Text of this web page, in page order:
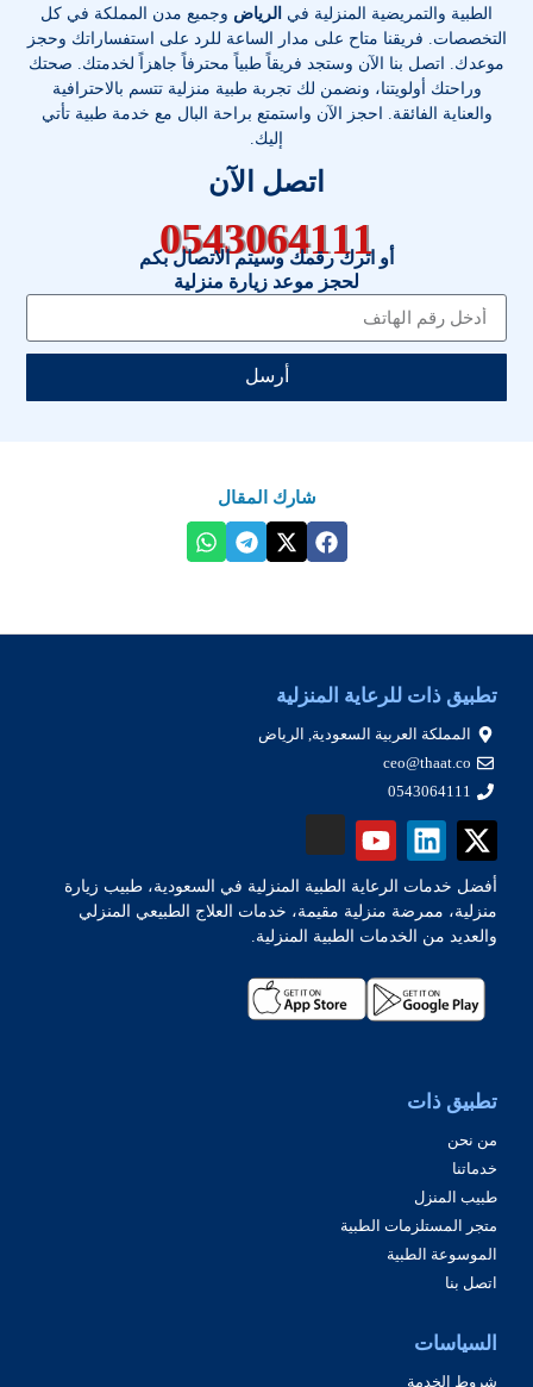
الطبية والتمريضية المنزلية في الرياض وجميع مدن المملكة في كل
التخصصات. فريقنا متاح على مدار الساعة للرد على استفساراتك وحجز
موعدك. اتصل بنا الآن وستجد فريقاً طبياً محترفاً جاهزاً لخدمتك. صحتك
وراحتك أولويتنا، ونضمن لك تجربة طبية منزلية تتسم بالاحترافية
والعناية الفائقة. احجز الآن واستمتع براحة البال مع خدمة طبية تأتي
إليك.
اتصل الآن
0543064111
أو اترك رقمك وسيتم الاتصال بكم
لحجز موعد زيارة منزلية
أرسل
شارك المقال
تطبيق ذات للرعاية المنزلية
المملكة العربية السعودية, الرياض
ceo@thaat.co
0543064111
أفضل خدمات الرعاية الطبية المنزلية في السعودية، طبيب زيارة
منزلية، ممرضة منزلية مقيمة، خدمات العلاج الطبيعي المنزلي
والعديد من الخدمات الطبية المنزلية.
تطبيق ذات
من نحن
خدماتنا
طبيب المنزل
متجر المستلزمات الطبية
الموسوعة الطبية
اتصل بنا
السياسات
شروط الخدمة